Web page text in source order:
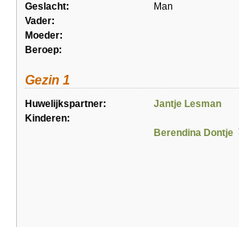
Geslacht:
Man
Vader:
Moeder:
Beroep:
Gezin 1
Huwelijkspartner:
Jantje Lesman
Kinderen:
Berendina Dontje